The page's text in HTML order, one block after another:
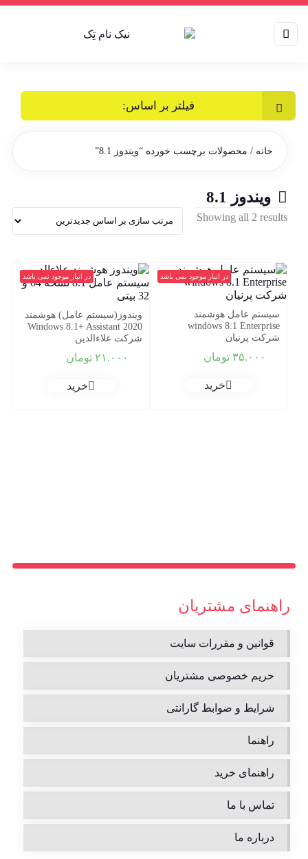
فیلتر بر اساس:
خانه / محصولات برچسب خورده “ویندوز 8.1”
ویندوز 8.1
Showing all 2 results
در انبار موجود نمی باشد
سیستم عامل هوشمند
windows 8.1 Enterprise
شرکت پرنیان
۳۵.۰۰۰ تومان
خرید
در انبار موجود نمی باشد
ویندوز(سیستم عامل) هوشمند
Windows 8.1+ Assistant 2020
شرکت علاءالدین
۲۱.۰۰۰ تومان
خرید
راهنمای مشتریان
قوانین و مقررات سایت
حریم خصوصی مشتریان
شرایط و ضوابط گارانتی
راهنما
راهنمای خرید
تماس با ما
درباره ما